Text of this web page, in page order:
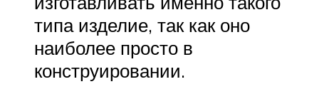
типа изделие, так как оно
наиболее просто в
конструировании.